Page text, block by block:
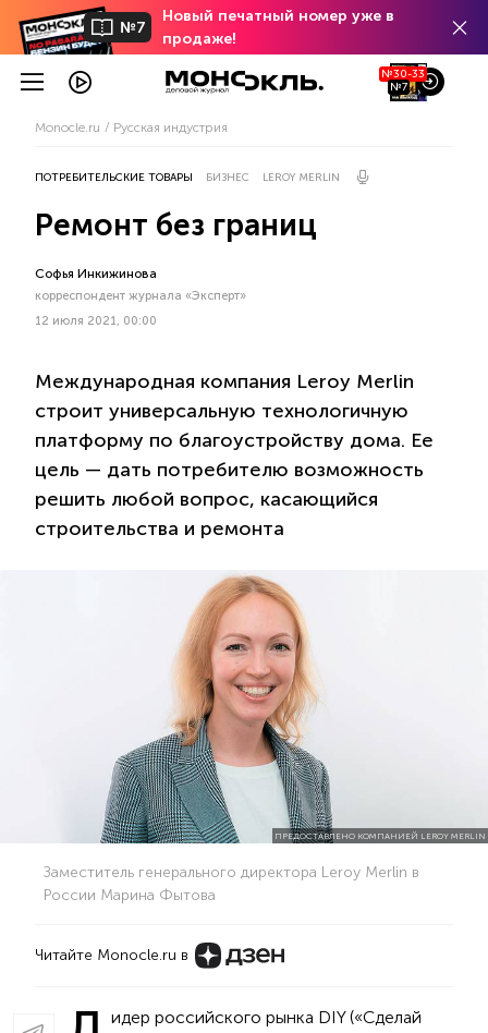
№7
Новый печатный номер уже в
продаже!
№30-33
№7
Monocle.ru Русская индустрия
ПОТРЕБИТЕЛЬСКИЕ ТОВАРЫ БИЗНЕС LEROY MERLIN
Ремонт без границ
Софья Инкижинова
корреспондент журнала «Эксперт»
12 июля 2021, 00:00
Международная компания Leroy Merlin
строит универсальную технологичную
платформу по благоустройству дома. Ее
цель — дать потребителю возможность
решить любой вопрос, касающийся
строительства и ремонта
ПРЕДОСТАВЛЕНО КОМПАНИЕЙ LEROY MERLIN
Заместитель генерального директора Leroy Merlin в
России Марина Фытова
Читайте Monocle.ru в
идер российского рынка DIY («Сделай